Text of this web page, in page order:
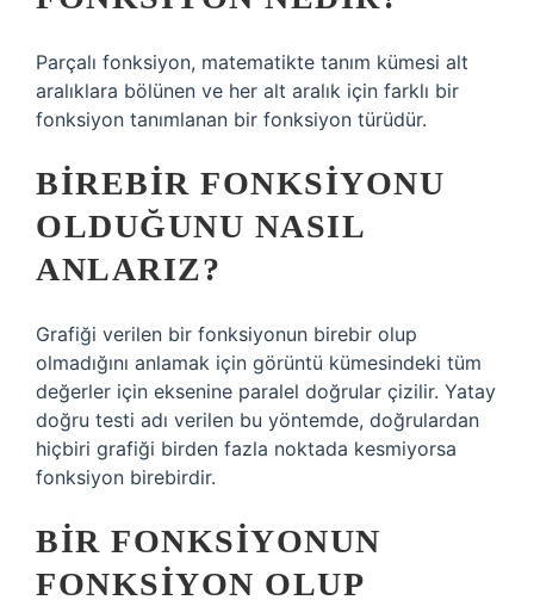
Parçalı fonksiyon, matematikte tanım kümesi alt
aralıklara bölünen ve her alt aralık için farklı bir
fonksiyon tanımlanan bir fonksiyon türüdür.
BIREBIR FONKSIYONU
OLDUĞUNU NASIL
ANLARIZ?
Grafiği verilen bir fonksiyonun birebir olup
olmadığını anlamak için görüntü kümesindeki tüm
değerler için eksenine paralel doğrular çizilir. Yatay
doğru testi adı verilen bu yöntemde, doğrulardan
hiçbiri grafiği birden fazla noktada kesmiyorsa
fonksiyon birebirdir.
BIR FONKSIYONUN
FONKSIYON OLUP